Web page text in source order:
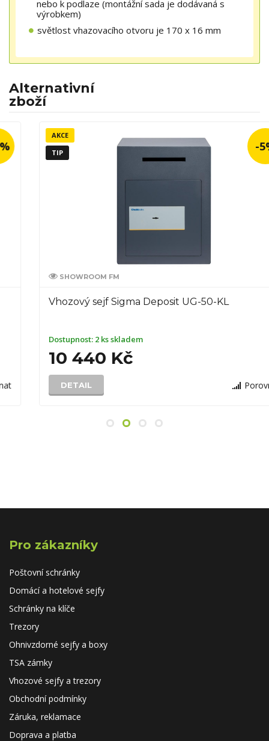
nebo k podlaze (montážní sada je dodávaná s
výrobkem)
světlost vhazovacího otvoru je 170 x 16 mm
Alternativní
zboží
SHOWROOM FM
Vhozový sejf Sigma Deposit UG-50-KL
Dostupnost:2 ks skladem
10 440 Kč
DETAIL Porovnat
Pro zákazníky
Poštovní schránky
Domácí a hotelové sejfy
Schránky na klíče
Trezory
Ohnivzdorné sejfy a boxy
TSA zámky
Vhozové sejfy a trezory
Obchodní podmínky
Záruka, reklamace
Doprava a platba